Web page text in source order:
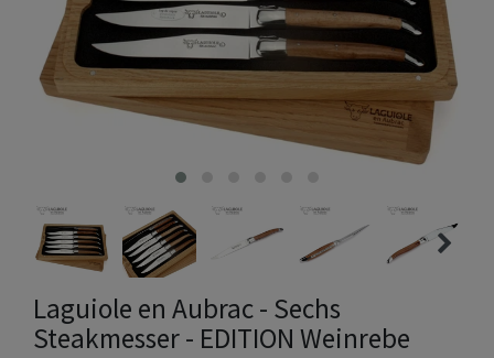
Laguiole en Aubrac - Sechs
Steakmesser - EDITION Weinrebe